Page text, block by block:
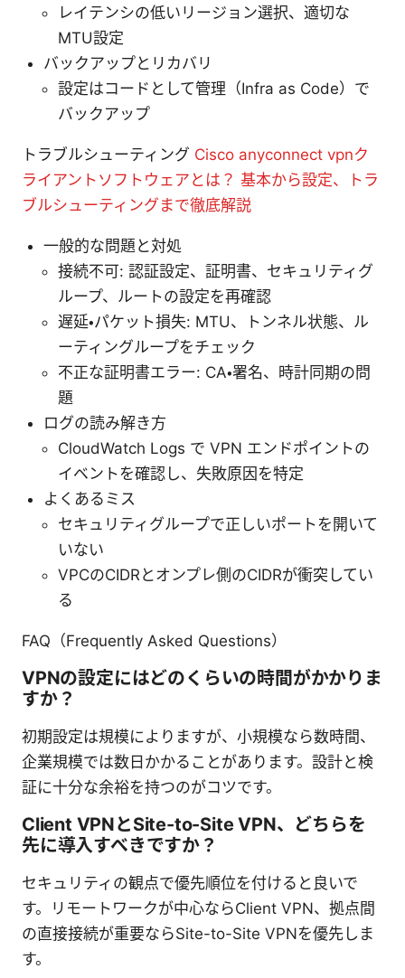
レイテンシの低いリージョン選択、適切な
MTU設定
バックアップとリカバリ
設定はコードとして管理（Infra as Code）で
バックアップ
トラブルシューティング Cisco anyconnect vpnク
ライアントソフトウェアとは？ 基本から設定、トラ
ブルシューティングまで徹底解説
一般的な問題と対処
接続不可: 認証設定、証明書、セキュリティグ
ループ、ルートの設定を再確認
遅延・パケット損失: MTU、トンネル状態、ル
ーティングループをチェック
不正な証明書エラー: CA・署名、時計同期の問
題
ログの読み解き方
CloudWatch Logs で VPN エンドポイントの
イベントを確認し、失敗原因を特定
よくあるミス
セキュリティグループで正しいポートを開いて
いない
VPCのCIDRとオンプレ側のCIDRが衝突してい
る
FAQ（Frequently Asked Questions）
VPNの設定にはどのくらいの時間がかかりま
すか？
初期設定は規模によりますが、小規模なら数時間、
企業規模では数日かかることがあります。設計と検
証に十分な余裕を持つのがコツです。
Client VPNとSite-to-Site VPN、どちらを
先に導入すべきですか？
セキュリティの観点で優先順位を付けると良いで
す。リモートワークが中心ならClient VPN、拠点間
の直接接続が重要ならSite-to-Site VPNを優先しま
す。